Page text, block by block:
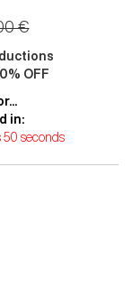
€
OFF
in:
49 seconds